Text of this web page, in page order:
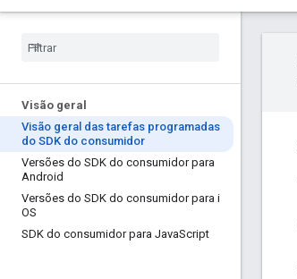
Visão geral
Visão geral das tarefas programadas
do SDK do consumidor
Versões do SDK do consumidor para
Android
Versões do SDK do consumidor para i
OS
SDK do consumidor para JavaScript